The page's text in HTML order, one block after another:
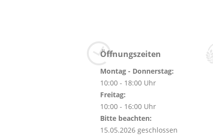
Öffnungszeiten
Montag - Donnerstag:
10:00 - 18:00 Uhr
Freitag:
10:00 - 16:00 Uhr
Bitte beachten:
15.05.2026 geschlossen